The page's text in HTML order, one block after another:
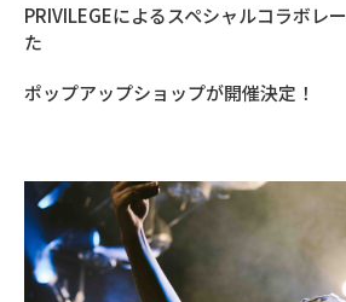
PRIVILEGEによるスペシャルコラボレ
た
ポップアップショップが開催決定！